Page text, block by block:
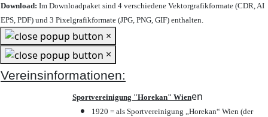
Download: Im Downloadpaket sind 4 verschiedene Vektorgrafikformate (CDR, AI
EPS, PDF) und 3 Pixelgrafikformate (JPG, PNG, GIF) enthalten.
×
×
Vereinsinformationen:
Sportvereinigung "Horekan" Wienen
1920 = als Sportvereinigung „Horekan“ Wien (der